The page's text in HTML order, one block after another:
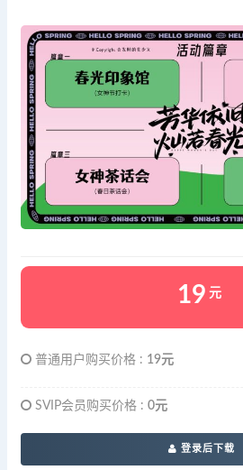
19 元
普通用户购买价格 : 19元
SVIP会员购买价格 : 0元
登录后下载